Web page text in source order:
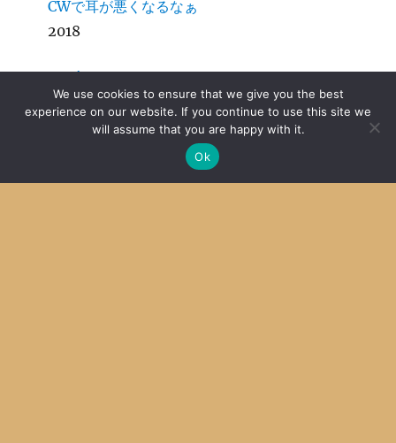
CWで耳が悪くなるなぁ
2018
MariaDBメモ
2016
ip6tablesスクリプト改訂
We use cookies to ensure that we give you the best
experience on our website. If you continue to use this site we
will assume that you are happy with it.
Ok